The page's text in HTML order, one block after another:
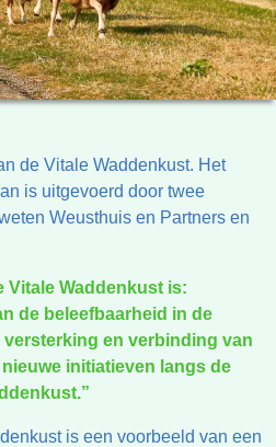
de Vitale Waddenkust. Het
is uitgevoerd door twee
Weusthuis en Partners en
Vitale Waddenkust is:
de beleefbaarheid in de
en verbinding van
initiatieven langs de
is een voorbeeld van een